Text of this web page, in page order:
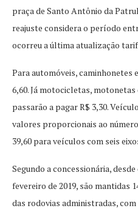
praça de Santo Antônio da
reajuste considera o período
ocorreu a última atualização
Para automóveis, caminhonetes
6,60. Já motocicletas,
passarão a pagar R$ 3,30.
valores proporcionais ao
39,60 para veículos com seis
Segundo a concessionária,
fevereiro de 2019, são mantidas
das rodovias administradas,